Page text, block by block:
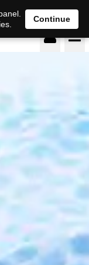
DE EN
Continue